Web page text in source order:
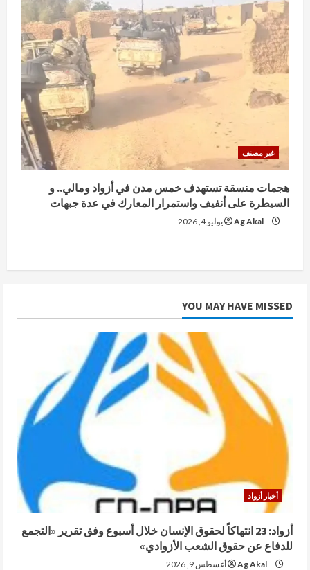
غير مصنف
هجمات منسقة تستهدف خمس مدن في أزواد ومالي.. و
السيطرة على أنفيف واستمرار المعارك في عدة جبهات
Ag Akal يوليو 4, 2026
YOU MAY HAVE MISSED
أخبار أزواد
أزواد: 23 انتهاكاً لحقوق الإنسان خلال أسبوع وفق تقرير «التجمع
للدفاع عن حقوق الشعب الأزوادي»
Ag Akal أغسطس 9, 2026